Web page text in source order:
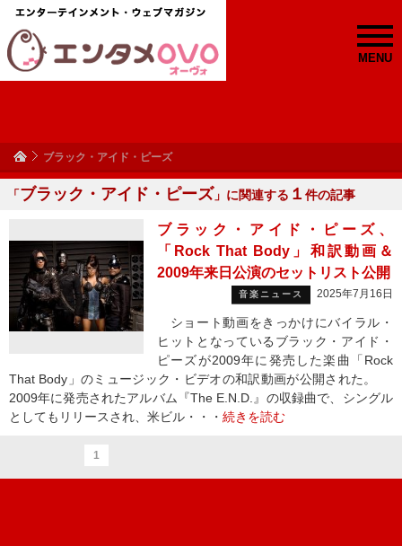
MENU
ブラック・アイド・ピーズ
「ブラック・アイド・ピーズ 」に関連する １ 件の記事
ブラック・アイド・ピーズ、
「Rock That Body」和訳動画＆
2009年来日公演のセットリスト公開
音楽ニュース 2025年7月16日
ショート動画をきっかけにバイラル・
ヒットとなっているブラック・アイド・
ピーズが2009年に発売した楽曲「Rock
That Body」のミュージック・ビデオの和訳動画が公開された。
2009年に発売されたアルバム『The E.N.D.』の収録曲で、シングル
としてもリリースされ、米ビル・・・ 続きを読む
1